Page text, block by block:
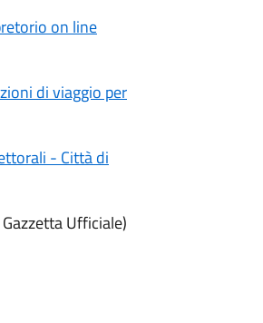
on line
di viaggio per
- Città di
Ufficiale)